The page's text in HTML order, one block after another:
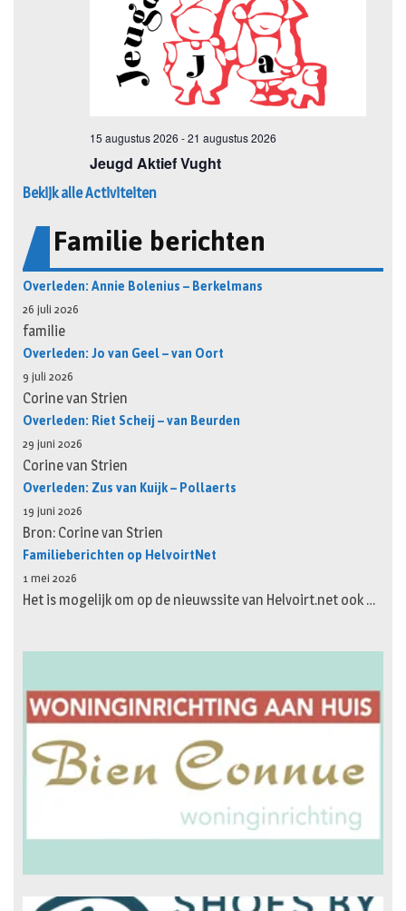
Bekijk alle Activiteiten
Familie berichten
Overleden: Annie Bolenius – Berkelmans
26 juli 2026
familie
Overleden: Jo van Geel – van Oort
9 juli 2026
Corine van Strien
Overleden: Riet Scheij – van Beurden
29 juni 2026
Corine van Strien
Overleden: Zus van Kuijk – Pollaerts
19 juni 2026
Bron: Corine van Strien
Familieberichten op HelvoirtNet
1 mei 2026
Het is mogelijk om op de nieuwssite van Helvoirt.net ook …